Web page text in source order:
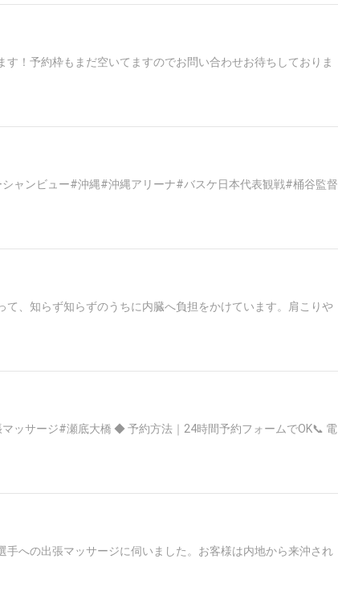
！予約枠もまだ空いてますのでお問い合わせお待ちしておりま
ャンビュー#沖縄#沖縄アリーナ#バスケ日本代表観戦#桶谷監督
、知らず知らずのうちに内臓へ負担をかけています。肩こりや
ッサージ#瀬底大橋 ◆ 予約方法｜24時間予約フォームでOK📞 電
への出張マッサージに伺いました。お客様は内地から来沖され